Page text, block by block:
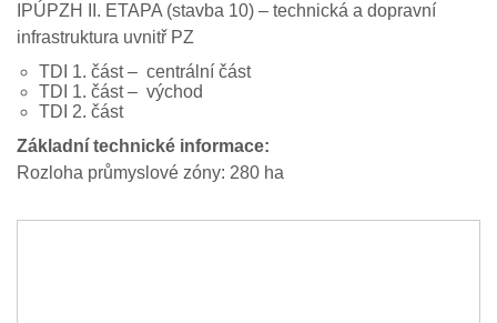
IPÚPZH II. ETAPA (stavba 10) – technická a dopravní
infrastruktura uvnitř PZ
TDI 1. část – centrální část
TDI 1. část – východ
TDI 2. část
Základní technické informace:
Rozloha průmyslové zóny: 280 ha